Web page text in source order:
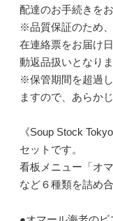
配達のお手続きを
※品質保証のため
在連絡票をお届け
動返品扱いとなりま
※保管期間を超過
ますので、あらか
《Soup Stock
セットです。
看板メニュー「オ
など６種類を詰め